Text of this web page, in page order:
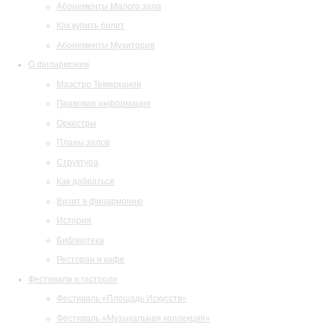
Абонементы Малого зала
Как купить билет
Абонементы Музитория
О филармонии
Маэстро Темирканов
Правовая информация
Оркестры
Планы залов
Структура
Как добраться
Визит в филармонию
История
Библиотека
Ресторан и кафе
Фестивали и гастроли
Фестиваль «Площадь Искусств»
Фестиваль «Музыкальная коллекция»